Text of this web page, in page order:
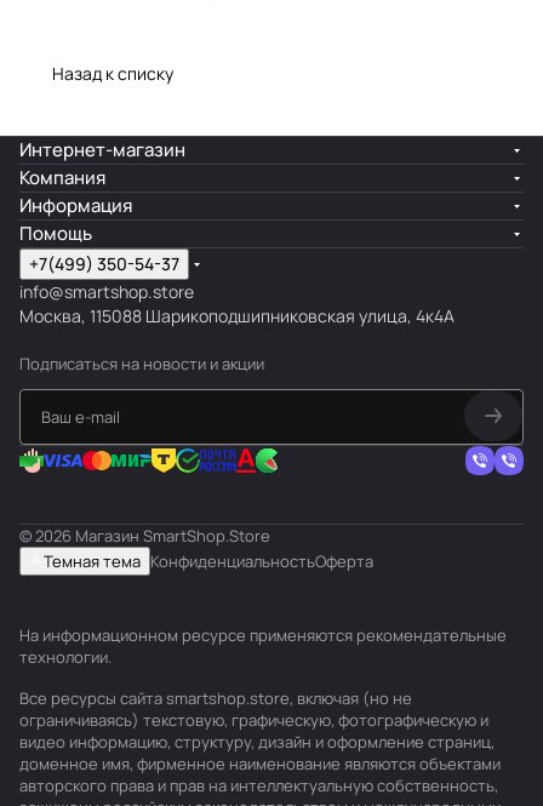
Назад к списку
Интернет-магазин
Компания
Информация
Помощь
+7(499) 350-54-37
info@smartshop.store
Москва, 115088 Шарикоподшипниковская улица, 4к4А
Подписаться на новости и акции
© 2026 Магазин SmartShop.Store
Темная тема КонфиденциальностьОферта
На информационном ресурсе применяются рекомендательные
технологии.
Все ресурсы сайта smartshop.store, включая (но не
ограничиваясь) текстовую, графическую, фотографическую и
видео информацию, структуру, дизайн и оформление страниц,
доменное имя, фирменное наименование являются объектами
авторского права и прав на интеллектуальную собственность,